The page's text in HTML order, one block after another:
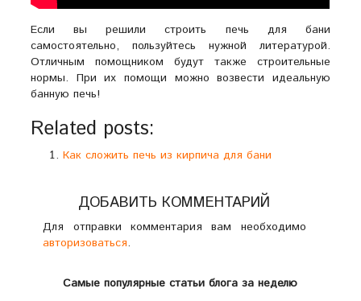
Если вы решили строить печь для бани
самостоятельно, пользуйтесь нужной литературой.
Отличным помощником будут также строительные
нормы. При их помощи можно возвести идеальную
банную печь!
Related posts:
Как сложить печь из кирпича для бани
ДОБАВИТЬ КОММЕНТАРИЙ
Для отправки комментария вам необходимо
авторизоваться.
Самые популярные статьи блога за неделю